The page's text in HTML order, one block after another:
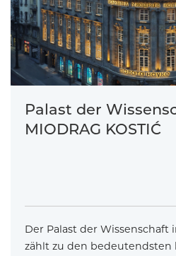
Palast der
MIODRAG KOSTIĆ
Der Palast der Wissenschaft
zählt zu den